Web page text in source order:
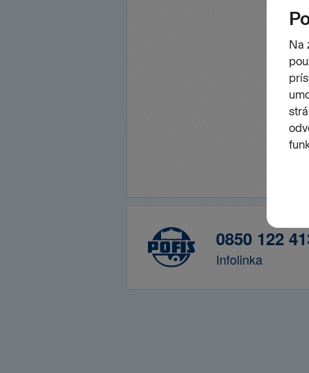
0850 122
Infolinka